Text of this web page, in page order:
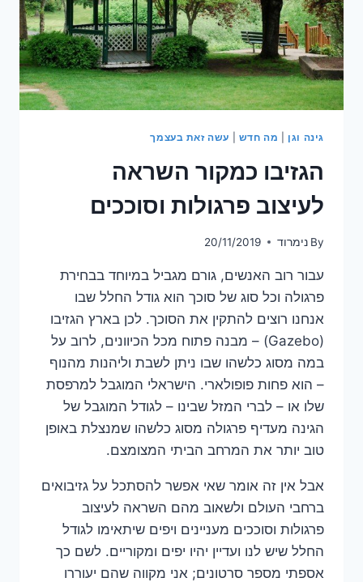
גינה וגן מה חדש עשה זאת בעצמך
הגזיבו כמקור השראה
לעיצוב פרגולות וסוככים
By נימרוד 20/11/2019
עבור רוב האנשים, גורם מגביל במיוחד בבחירת
פרגולה וכל סוג של סוכך הוא גודל החלל שבו
אנחנו רוצים להתקין את הסוכך. לכן בארץ הגזיבו
(Gazebo) – מבנה פתוח מכל הכיוונים, לרוב על
במה מסוג כלשהו שבו ניתן לשבת וליהנות מהנוף
– הוא פחות פופולארי. הישראלי המוגבל למרפסת
שלו או – לברי המזל שבינו – לגודל המוגבל של
הגינה מעדיף פרגולה מסוג כלשהו שמנצלת באופן
טוב יותר את המרחב הביתי המצומצם.
אבל אין זה אומר שאי אפשר להסתכל על גזיבואים
ברחבי העולם ולשאוב מהם השראה לעיצוב
פרגולות וסוככים מעניינים ויפים שיתאימו לגודל
החלל שיש לנו ועדיין יהיו יפים ומקוריים. לשם כך
אספתי מספר סרטונים; אני מקווה שהם יעוררו